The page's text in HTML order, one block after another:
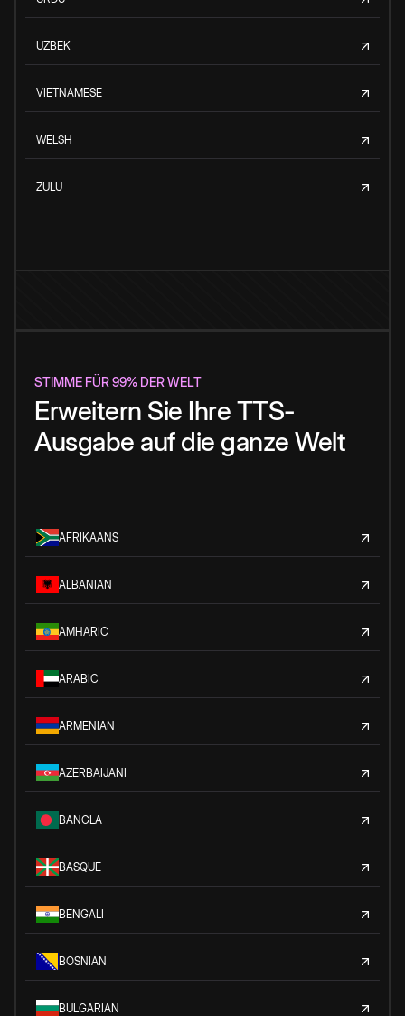
UZBEK
VIETNAMESE
WELSH
ZULU
STIMME FÜR 99% DER WELT
Erweitern Sie Ihre TTS-
Ausgabe auf die ganze Welt
AFRIKAANS
ALBANIAN
AMHARIC
ARABIC
ARMENIAN
AZERBAIJANI
BANGLA
BASQUE
BENGALI
BOSNIAN
BULGARIAN